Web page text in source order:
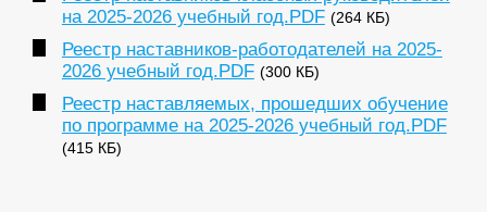
на 2025-2026 учебный год.PDF (264 КБ)
Реестр наставников-работодателей на 2025-
2026 учебный год.PDF (300 КБ)
Реестр наставляемых, прошедших обучение
по программе на 2025-2026 учебный год.PDF
(415 КБ)